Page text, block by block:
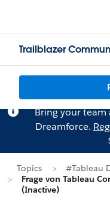
Trailblazer
Bring your team
Dreamforce.
Topics
#Tableau
Frage von Tableau
(Inactive)